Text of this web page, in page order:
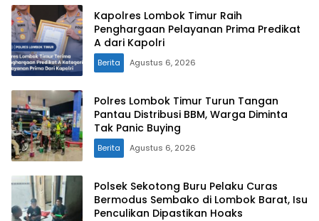
Kapolres Lombok Timur Raih
Penghargaan Pelayanan Prima Predikat
A dari Kapolri
Berita Agustus 6, 2026
Polres Lombok Timur Turun Tangan
Pantau Distribusi BBM, Warga Diminta
Tak Panic Buying
Berita Agustus 6, 2026
Polsek Sekotong Buru Pelaku Curas
Bermodus Sembako di Lombok Barat, Isu
Penculikan Dipastikan Hoaks